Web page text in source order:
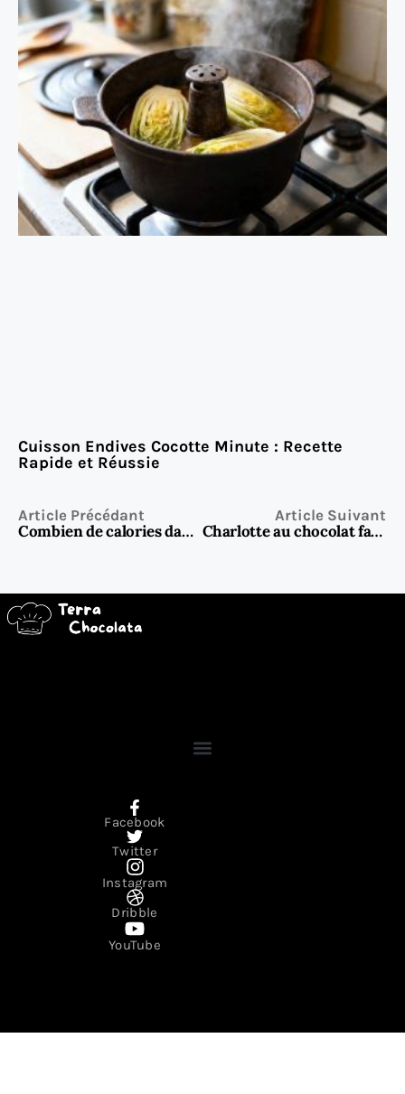
Cuisson Endives Cocotte Minute : Recette
Rapide et Réussie
Article Précédant
Combien de calories dans le chocolat noir : tout ce que vous devez savoir
Article Suivant
Charlotte au chocolat facile : le dessert gourmand qui impressionne sans stress
Facebook
Twitter
Instagram
Dribble
YouTube